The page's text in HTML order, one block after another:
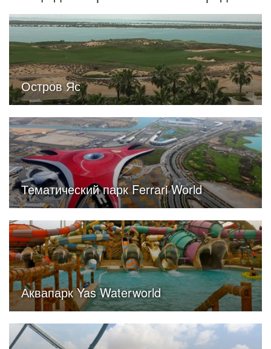
Остров Яс
Тематический парк Ferrari World
Аквапарк Yas Waterworld